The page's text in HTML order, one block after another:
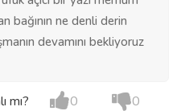
bağının ne denli derin
devamını bekliyoruz
mı? 0 0